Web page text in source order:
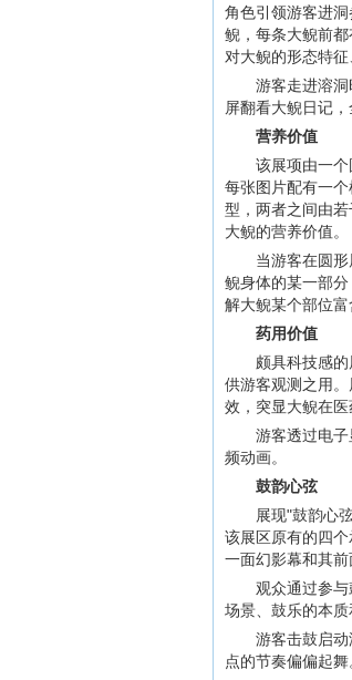
角色引领游客进
鲵，每条大鲵前
对大鲵的形态特征
游客走进溶
屏翻看大鲵日记
营养价值
该展项由一
每张图片配有一
型，两者之间由
大鲵的营养价值。
当游客在圆
鲵身体的某一部
解大鲵某个部位富
药用价值
颇具科技感
供游客观测之用
效，突显大鲵在医
游客透过电
频动画。
鼓韵心弦
展现"鼓韵心
该展区原有的四
一面幻影幕和其前
观众通过参
场景、鼓乐的本质
游客击鼓启
点的节奏偏偏起舞